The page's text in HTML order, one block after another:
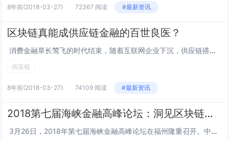
8年前(2018-03-27) 72367 阅读 #最新资讯
区块链真能成供应链金融的百世良医？
消费金融草长莺飞的时代结束，随着互联网企业下沉，供应链搭建需求上升，供应链金融的黄金时代正在到来。数据显示，2020年我们供应链市场规模可达到20万亿，在此前景之下，众多企业都投身到了供应链金融，既有阿里、京东等电商巨头，也有海...
供应链
8年前(2018-03-27) 74109 阅读 #最新资讯
2018第七届海峡金融高峰论坛：洞见区块链价值与未来
3月26日，2018年第七届海峡金融高峰论坛在福州隆重召开。中国著名经济金融学家、厦门大学金融研究所所长、中国金融学科终身成就奖获得者、海峡金融论坛促进会倡导发起人、理事长张亦春教授，海峡金融论坛促进会秘书长、中金在线集团董事长...